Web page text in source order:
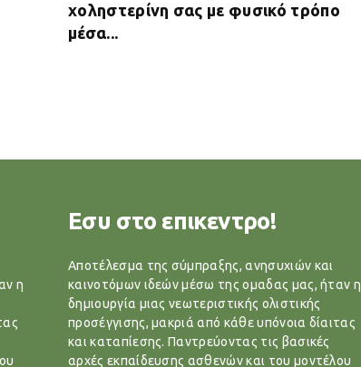
χοληστερίνη σας με φυσικό τρόπο
μέσα...
η
Εσυ στο επικεντρο!
Αποτέλεσμα της σύμπραξης, ανησυχιών και
καινοτόμων ιδεών μέσω της ομαδας μας, ήταν η
δημιουργία μιας νεωτεριστικής ολιστικής
προσέγγισης, μακριά από κάθε υπόνοια δίαιτας
και καταπίεσης. Παντρεύοντας τις βασικές
αρχές εκπαίδευσης ασθενών και του μοντέλου